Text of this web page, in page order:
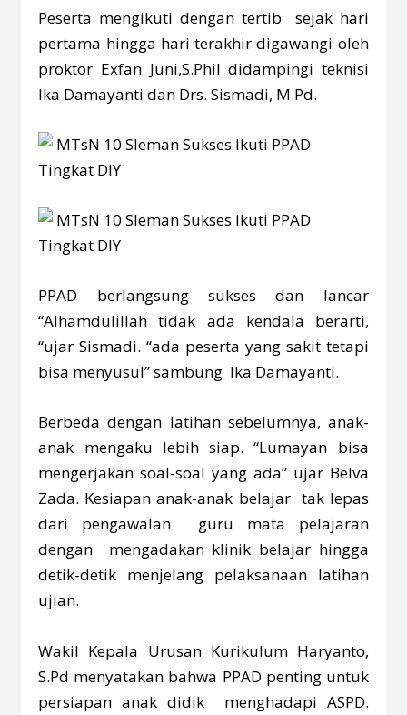
Peserta mengikuti dengan tertib sejak hari
pertama hingga hari terakhir digawangi oleh
proktor Exfan Juni,S.Phil didampingi teknisi
Ika Damayanti dan Drs. Sismadi, M.Pd.
PPAD berlangsung sukses dan lancar
“Alhamdulillah tidak ada kendala berarti,
“ujar Sismadi. “ada peserta yang sakit tetapi
bisa menyusul” sambung Ika Damayanti.
Berbeda dengan latihan sebelumnya, anak-
anak mengaku lebih siap. “Lumayan bisa
mengerjakan soal-soal yang ada” ujar Belva
Zada. Kesiapan anak-anak belajar tak lepas
dari pengawalan guru mata pelajaran
dengan mengadakan klinik belajar hingga
detik-detik menjelang pelaksanaan latihan
ujian.
Wakil Kepala Urusan Kurikulum Haryanto,
S.Pd menyatakan bahwa PPAD penting untuk
persiapan anak didik menghadapi ASPD.